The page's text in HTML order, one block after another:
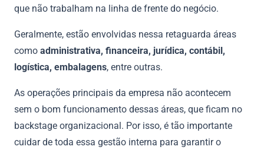
que não trabalham na linha de frente do negócio.
Geralmente, estão envolvidas nessa retaguarda áreas
como administrativa, financeira, jurídica, contábil,
logística, embalagens, entre outras.
As operações principais da empresa não acontecem
sem o bom funcionamento dessas áreas, que ficam no
backstage organizacional. Por isso, é tão importante
cuidar de toda essa gestão interna para garantir o